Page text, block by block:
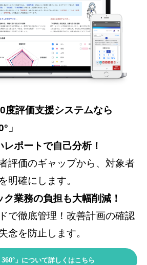
度評価支援システムなら
」
ポートで自己分析！
評価のギャップから、対象者
明確にします。
業務の負担も大幅削減！
で徹底管理！改善計画の確認
念を防止します。
360°」について詳しくはこちら